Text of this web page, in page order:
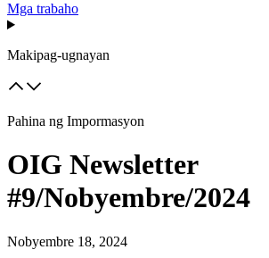
Mga trabaho
Makipag-ugnayan
Pahina ng Impormasyon
OIG Newsletter
#9/Nobyembre/2024
Nobyembre 18, 2024